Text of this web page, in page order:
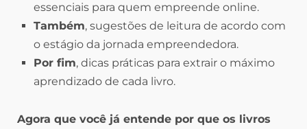
essenciais para quem empreende online.
Também, sugestões de leitura de acordo com
o estágio da jornada empreendedora.
Por fim, dicas práticas para extrair o máximo
aprendizado de cada livro.
Agora que você já entende por que os livros